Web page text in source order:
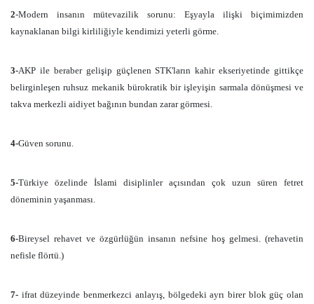
2-Modern insanın mütevazilik sorunu: Eşyayla ilişki biçimimizden
kaynaklanan bilgi kirliliğiyle kendimizi yeterli görme.
3-AKP ile beraber gelişip güçlenen STK'ların kahir ekseriyetinde gittikçe
belirginleşen ruhsuz mekanik bürokratik bir işleyişin sarmala dönüşmesi ve
takva merkezli aidiyet bağının bundan zarar görmesi.
4-Güven sorunu.
5-Türkiye özelinde İslami disiplinler açısından çok uzun süren fetret
döneminin yaşanması.
6-Bireysel rehavet ve özgürlüğün insanın nefsine hoş gelmesi. (rehavetin
nefisle flörtü.)
7- ifrat düzeyinde benmerkezci anlayış, bölgedeki ayrı birer blok güç olan